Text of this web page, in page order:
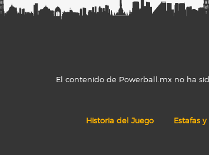
El contenido de Powerball.mx no ha
Historia del Juego Estafas y